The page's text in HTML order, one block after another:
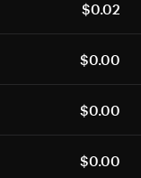
$0.02
$0.00
$0.00
$0.00